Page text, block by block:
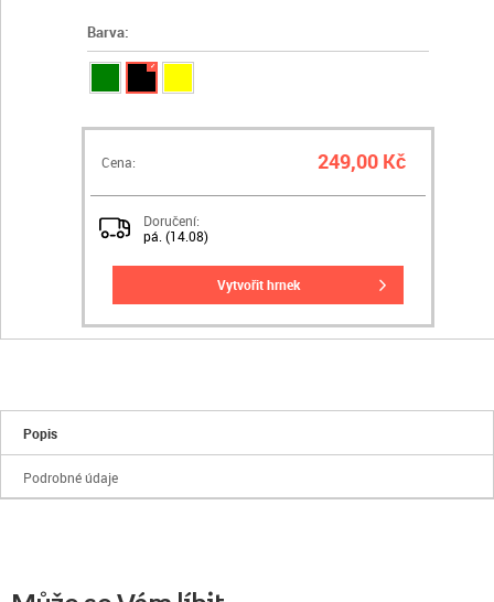
Barva:
✓
Cena: 249,00 Kč
Doručení:
pá. (14.08)
vytvořit hrnek
Popis
Podrobné údaje